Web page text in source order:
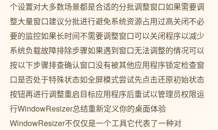
个设置对大多数场景都是合适的分批调整窗口如果需要调
整大量窗口建议分批进行避免系统资源占用过高关闭不必
要的监控如果长时间不需要调整窗口可以关闭程序以减少
系统负载故障排除步骤如果遇到窗口无法调整的情况可以
按以下步骤排查确认窗口没有被其他应用程序锁定检查窗
口是否处于特殊状态如全屏模式尝试先点击还原初始状态
按钮再进行调整重启目标应用程序后重试以管理员权限运
行WindowResizer总结重新定义你的桌面体验
WindowResizer不仅仅是一个工具它代表了一种对